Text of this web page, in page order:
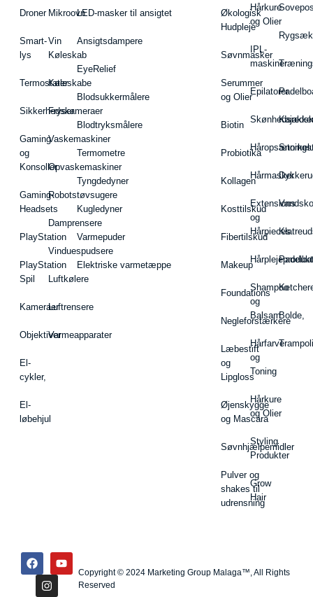
Droner
Smart-
lys
Termostater
Sikkerhedskameraer
Gaming
og
Konsoller
Gaming-
Headsets
PlayStation
PlayStation
Spil
Kameraer
Objektiver
El-
cykler,
El-
løbehjul
Mikroovn
Vin
Køleskab
Køleskabe
Fryser
Vaskemaskiner
Opvaskemaskiner
Robotstøvsugere
Damprensere
Vinduespudsere
Luftkølere
Luftrensere
Varmeapparater
LED-masker til ansigtet
Ansigtsdampere
EyeRelief
Blodsukkermålere
Blodtryksmålere
Termometre
Tyngdedyner
Kugledyner
Varmepuder
Elektriske varmetæppe
Økologisk
Hudpleje
Søvnmasker
Serummer
og Olier
Biotin
Probiotika
Kollagen
Kosttilskud
Fibertilskud
Makeup
Foundations
Negleforstærkere
Læbestift
og
Lipgloss
Øjenskygge
og Mascara
Søvnhjælpemidler
Pulver og
shakes til
udrensning
Hårkure
og Olier
IPL-
maskiner
Epilatorer
Hårmasker
Extensions
og
Hårpieces
Shampoo
og
Balsam
Hårfarve
og
Toning
Hårkure
og Olier
Styling
Produkter
Grow
Hair
Vandsko
Bolde,
Copyright © 2024 Marketing Group Malaga™, All Rights
Reserved